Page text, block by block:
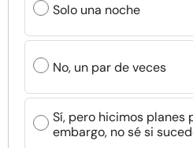
Solo una noche
No, un par de veces
Sí, pero hicimos planes
embargo, no sé si